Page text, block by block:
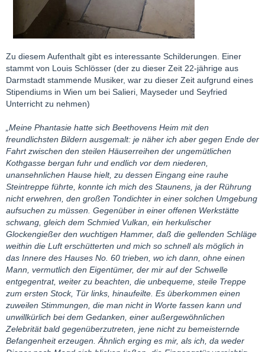
Zu diesem Aufenthalt gibt es interessante Schilderungen. Einer
stammt von Louis Schlösser (der zu dieser Zeit 22-jährige aus
Darmstadt stammende Musiker, war zu dieser Zeit aufgrund eines
Stipendiums in Wien um bei Salieri, Mayseder und Seyfried
Unterricht zu nehmen)
„Meine Phantasie hatte sich Beethovens Heim mit den
freundlichsten Bildern ausgemalt: je näher ich aber gegen Ende der
Fahrt zwischen den steilen Häuserreihen der ungemütlichen
Kothgasse bergan fuhr und endlich vor dem niederen,
unansehnlichen Hause hielt, zu dessen Eingang eine rauhe
Steintreppe führte, konnte ich mich des Staunens, ja der Rührung
nicht erwehren, den großen Tondichter in einer solchen Umgebung
aufsuchen zu müssen. Gegenüber in einer offenen Werkstätte
schwang, gleich dem Schmied Vulkan, ein herkulischer
Glockengießer den wuchtigen Hammer, daß die gellenden Schläge
weithin die Luft erschütterten und mich so schnell als möglich in
das Innere des Hauses No. 60 trieben, wo ich dann, ohne einen
Mann, vermutlich den Eigentümer, der mir auf der Schwelle
entgegentrat, weiter zu beachten, die unbequeme, steile Treppe
zum ersten Stock, Tür links, hinaufeilte. Es überkommen einen
zuweilen Stimmungen, die man nicht in Worte fassen kann und
unwillkürlich bei dem Gedanken, einer außergewöhnlichen
Zelebrität bald gegenüberzutreten, jene nicht zu bemeisternde
Befangenheit erzeugen. Ähnlich erging es mir, als ich, da weder